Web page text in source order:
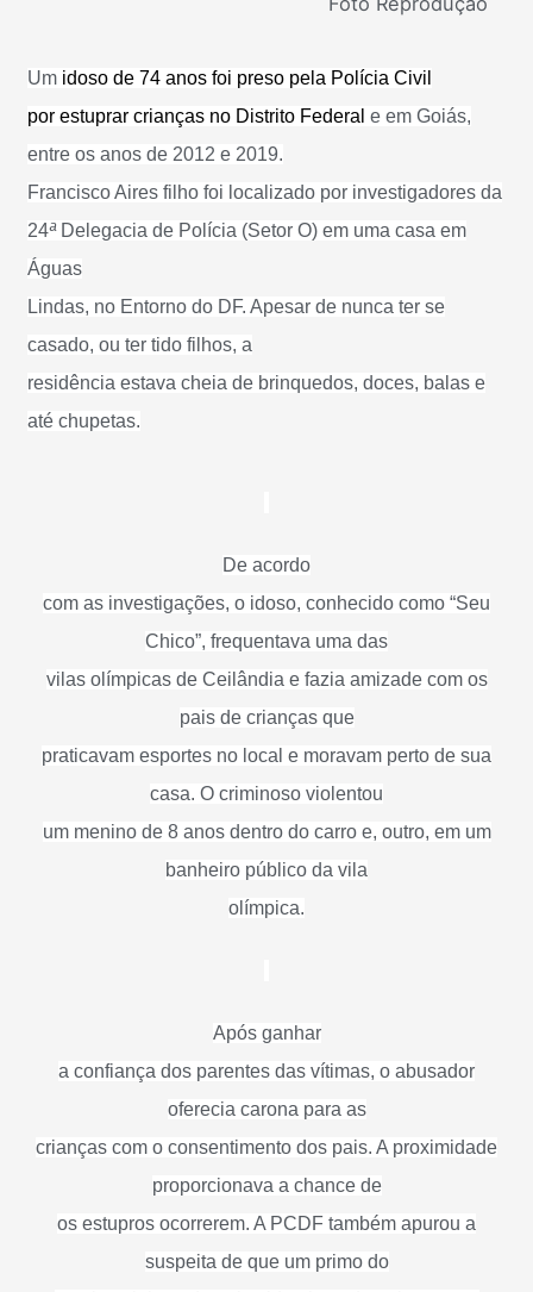
Um idoso de 74 anos foi preso pela Polícia Civil
por estuprar crianças no Distrito Federal e em Goiás,
entre os anos de 2012 e 2019.
Francisco Aires filho foi localizado por investigadores da
24ªDelegacia de Polícia (Setor O) em uma casa em
Águas
Lindas, no Entorno do DF. Apesar de nunca ter se
casado, ou ter tido filhos, a
residência estava cheia de brinquedos, doces, balas e
até chupetas.
De acordo
com as investigações, o idoso, conhecido como “Seu
Chico”, frequentava uma das
vilas olímpicas de Ceilândia e fazia amizade com os
pais de crianças que
praticavam esportes no local e moravam perto de sua
casa. O criminoso violentou
um menino de 8 anos dentro do carro e, outro, em um
banheiro público da vila
olímpica.
Após ganhar
a confiança dos parentes das vítimas, o abusador
oferecia carona para as
crianças com o consentimento dos pais. A proximidade
proporcionava a chance de
os estupros ocorrerem. A PCDF também apurou a
suspeita de que um primo do